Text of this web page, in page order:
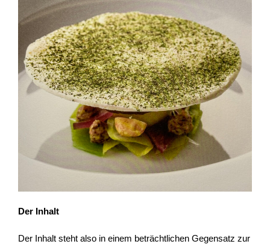
Der Inhalt
Der Inhalt steht also in einem beträchtlichen Gegensatz zur